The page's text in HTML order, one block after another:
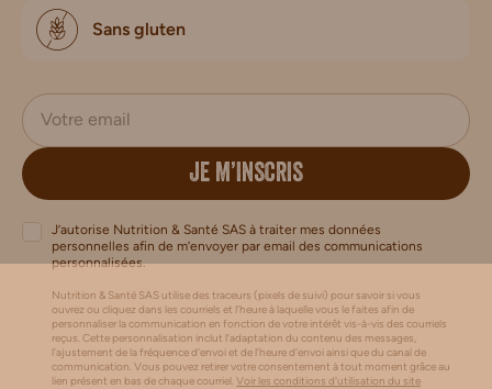
Sans gluten
JE M’INSCRIS
J’autorise Nutrition & Santé SAS à traiter mes données
personnelles afin de m’envoyer par email des communications
personnalisées.
Nutrition & Santé SAS utilise des traceurs (pixels de suivi) pour savoir si vous
ouvrez ou cliquez dans les courriels et l’heure à laquelle vous le faites afin de
personnaliser la communication en fonction de votre intérêt vis-à-vis des courriels
reçus. Cette personnalisation inclut l’adaptation du contenu des messages,
l'ajustement de la fréquence d’envoi et de l’heure d’envoi ainsi que du canal de
communication. Vous pouvez retirer votre consentement à tout moment grâce au
lien présent en bas de chaque courriel.Voir les conditions d'utilisation du site